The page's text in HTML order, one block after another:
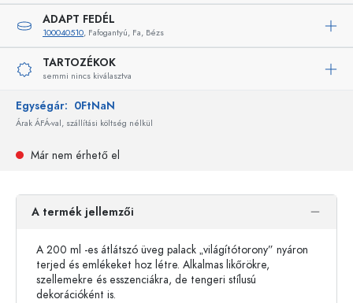
ADAPT FEDÉL
100040510, Fafogantyú, Fa, Bézs
TARTOZÉKOK
semmi nincs kiválasztva
Egységár: 0FtNaN
Árak ÁFÁ-val, szállítási költség nélkül
Már nem érhető el
A termék jellemzői
A 200 ml -es átlátszó üveg palack „világítótorony” nyáron
terjed és emlékeket hoz létre. Alkalmas likőrökre,
szellemekre és esszenciákra, de tengeri stílusú
dekorációként is.